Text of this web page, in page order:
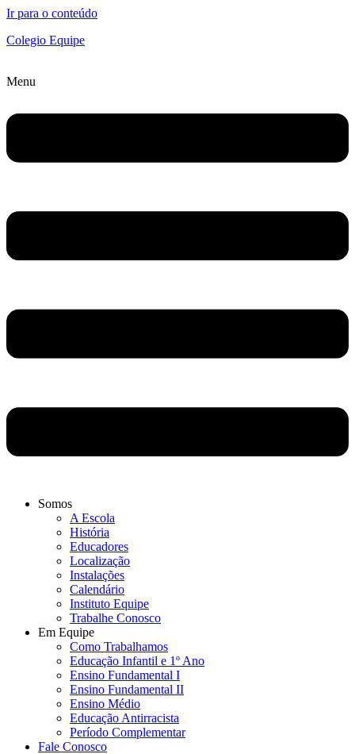
Ir para o conteúdo
Colegio Equipe
Menu
Somos
A Escola
História
Educadores
Localização
Instalações
Calendário
Instituto Equipe
Trabalhe Conosco
Em Equipe
Como Trabalhamos
Educação Infantil e 1º Ano
Ensino Fundamental I
Ensino Fundamental II
Ensino Médio
Educação Antirracista
Período Complementar
Fale Conosco